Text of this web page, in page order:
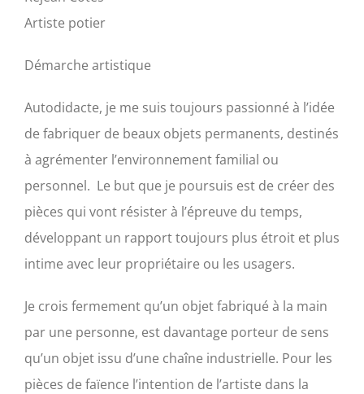
Artiste potier
Démarche artistique
Autodidacte, je me suis toujours passionné à l’idée
de fabriquer de beaux objets permanents, destinés
à agrémenter l’environnement familial ou
personnel. Le but que je poursuis est de créer des
pièces qui vont résister à l’épreuve du temps,
développant un rapport toujours plus étroit et plus
intime avec leur propriétaire ou les usagers.
​Je crois fermement qu’un objet fabriqué à la main
par une personne, est davantage porteur de sens
qu’un objet issu d’une chaîne industrielle. Pour les
pièces de faïence l’intention de l’artiste dans la